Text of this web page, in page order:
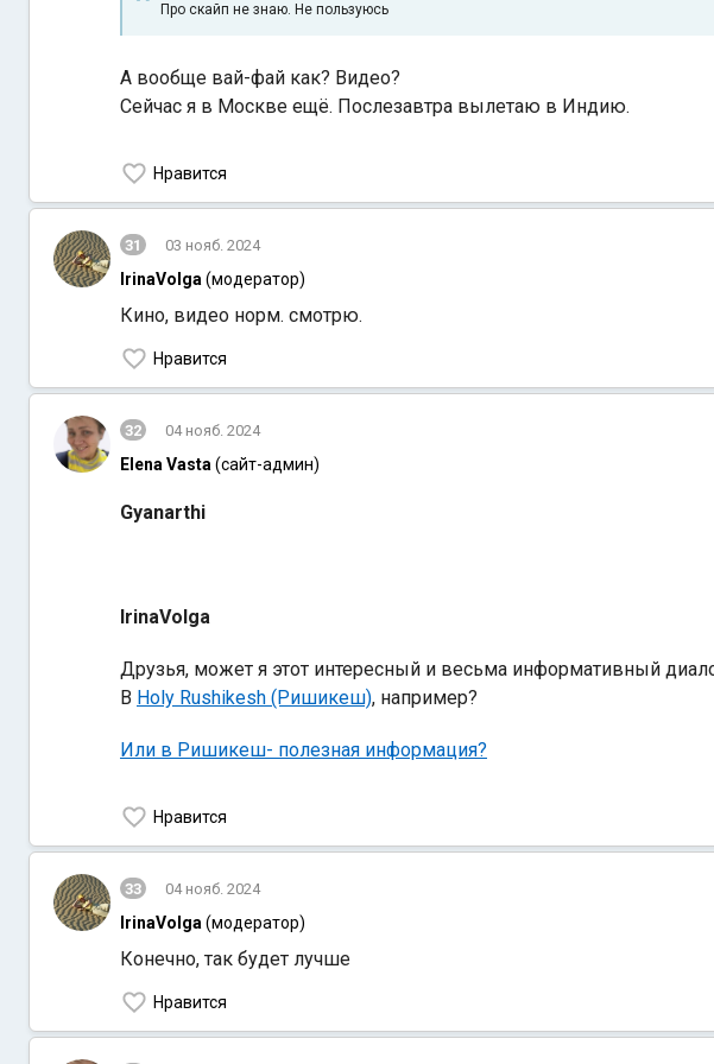
Про скайп не знаю. Не пользуюсь
А вообще вай-фай как? Видео?
Сейчас я в Москве ещё. Послезавтра вылетаю в Индию.
Нравится
31 03 нояб. 2024
IrinaVolga (модератор)
Кино, видео норм. смотрю.
Нравится
32 04 нояб. 2024
Elena Vasta (сайт-админ)
Gyanarthi
IrinaVolga
Друзья, может я этот интересный и весьма информативный
В Holy Rushikesh (Ришикеш), например?
Или в Ришикеш- полезная информация?
Нравится
33 04 нояб. 2024
IrinaVolga (модератор)
Конечно, так будет лучше
Нравится